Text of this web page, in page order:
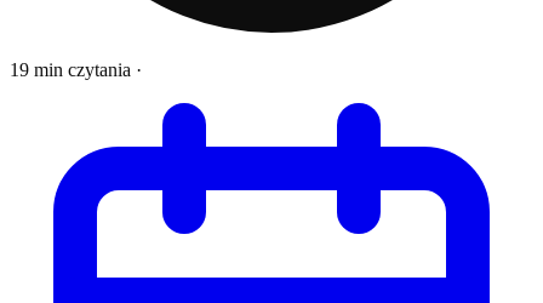
19 min czytania ·